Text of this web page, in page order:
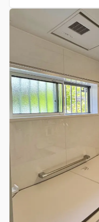
う！＃タカラスタ
TOYOTEX#キュビス